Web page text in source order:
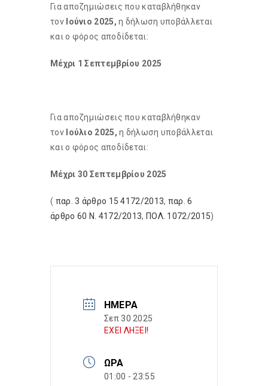
Για αποζημιώσεις που καταβλήθηκαν
τον Ιούνιο 2025, η δήλωση υποβάλλεται
και ο φόρος αποδίδεται:
Μέχρι 1 Σεπτεμβρίου 2025
Για αποζημιώσεις που καταβλήθηκαν
τον Ιούλιο 2025, η δήλωση υποβάλλεται
και ο φόρος αποδίδεται:
Μέχρι 30 Σεπτεμβρίου 2025
( παρ. 3 άρθρο 15 4172/2013, παρ. 6
άρθρο 60 Ν. 4172/2013, ΠΟΛ. 1072/2015)
ΗΜΈΡΑ
Σεπ 30 2025
ΕΧΕΙ ΛΗΞΕΙ!
ΏΡΑ
01:00 - 23:55